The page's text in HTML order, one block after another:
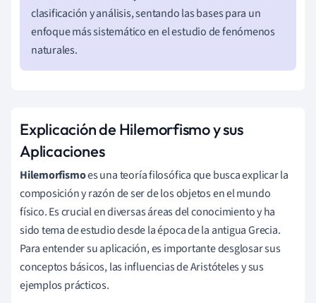
clasificación y análisis, sentando las bases para un
enfoque más sistemático en el estudio de fenómenos
naturales.
Explicación de Hilemorfismo y sus
Aplicaciones
Hilemorfismoes una teoría filosófica que busca explicar la
composición y razón de ser de los objetos en el mundo
físico. Es crucial en diversas áreas del conocimiento y ha
sido tema de estudio desde la época de la antigua Grecia.
Para entender su aplicación, es importante desglosar sus
conceptos básicos, las influencias de Aristóteles y sus
ejemplos prácticos.